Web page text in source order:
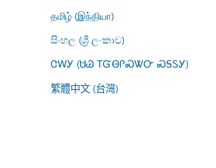
தமிழ் (இந்தியா)
සිංහල (ශ්‍රී ලංකාව)
ᏣᎳᎩ (ᏌᏊ ᎢᏳᎾᎵᏍᏔᏅ ᏍᎦᏚᎩ)
繁體中文 (台灣)